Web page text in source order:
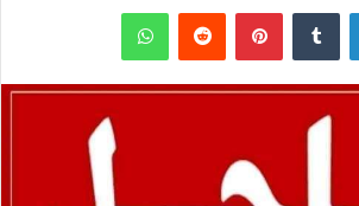
لينكدإن بينتيريست واتساب